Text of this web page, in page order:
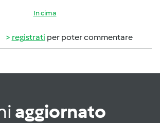
In cima
registrati per poter commentare
aggiornato